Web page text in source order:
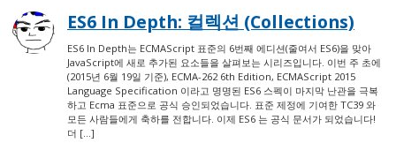
ES6 In Depth: 컬렉션 (Collections)
ES6 In Depth는 ECMAScript 표준의 6번째 에디션(줄여서 ES6)을 맞아
JavaScript에 새로 추가된 요소들을 살펴보는 시리즈입니다. 이번 주 초에
(2015년 6월 19일 기준), ECMA-262 6th Edition, ECMAScript 2015
Language Specification 이라고 명명된 ES6 스펙이 마지막 난관을 극복
하고 Ecma 표준으로 공식 승인되었습니다. 표준 제정에 기여한 TC39 와
모든 사람들에게 축하를 전합니다. 이제 ES6 는 공식 문서가 되었습니다!
더 […]